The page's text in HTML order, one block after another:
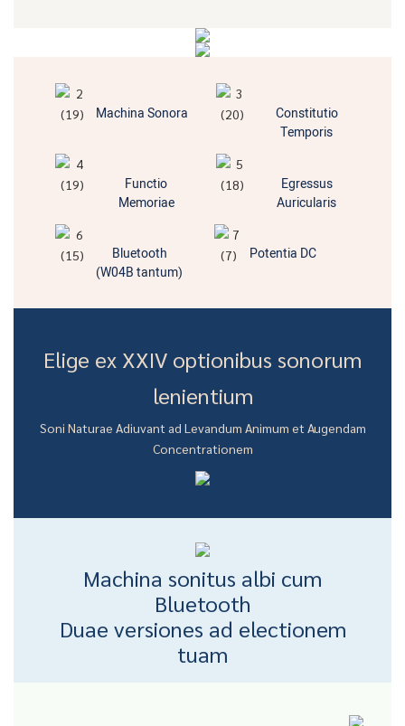
Machina Sonora
Constitutio
Temporis
Functio
Memoriae
Egressus
Auricularis
Bluetooth
(W04B tantum)
Potentia DC
Elige ex XXIV optionibus sonorum
lenientium
Soni Naturae Adiuvant ad Levandum Animum et Augendam
Concentrationem
Machina sonitus albi cum
Bluetooth
Duae versiones ad electionem
tuam